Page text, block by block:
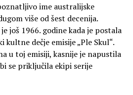
ime australijske
više od šest decenija.
još 1966. godine kada je postala
dečje emisije „Ple Skul“.
u toj emisiji, kasnije je napustila
se priključila ekipi serije